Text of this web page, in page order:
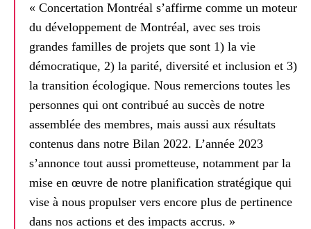
« Concertation Montréal s’affirme comme un moteur
du développement de Montréal, avec ses trois
grandes familles de projets que sont 1) la vie
démocratique, 2) la parité, diversité et inclusion et 3)
la transition écologique. Nous remercions toutes les
personnes qui ont contribué au succès de notre
assemblée des membres, mais aussi aux résultats
contenus dans notre Bilan 2022. L’année 2023
s’annonce tout aussi prometteuse, notamment par la
mise en œuvre de notre planification stratégique qui
vise à nous propulser vers encore plus de pertinence
dans nos actions et des impacts accrus. »